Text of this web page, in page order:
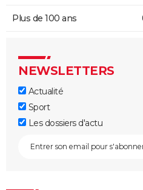
Plus de 100 ans
NEWSLETTERS
Actualité
Sport
Les dossiers d'actu